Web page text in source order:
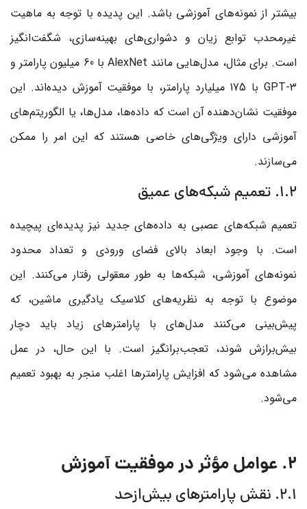
بیشتر از نمونه‌های آموزشی باشد. این پدیده با توجه به ماهیت
غیرمحدب توابع زیان و دشواری‌های بهینه‌سازی، شگفت‌انگیز
است. برای مثال، مدل‌هایی مانند AlexNet با 60 میلیون پارامتر و
GPT-3 با 175 میلیارد پارامتر، با موفقیت آموزش دیده‌اند. این
موفقیت نشان‌دهنده آن است که داده‌ها، مدل‌ها، یا الگوریتم‌های
آموزشی دارای ویژگی‌های خاصی هستند که این امر را ممکن
می‌سازند.
1.2. تعمیم شبکه‌های عمیق
تعمیم شبکه‌های عصبی به داده‌های جدید نیز پدیده‌ای پیچیده
است. با وجود ابعاد بالای فضای ورودی و تعداد محدود
نمونه‌های آموزشی، شبکه‌ها به طور معقولی رفتار می‌کنند. این
موضوع با توجه به نظریه‌های کلاسیک یادگیری ماشین، که
پیش‌بینی می‌کنند مدل‌های با پارامترهای زیاد باید دچار
بیش‌برازش شوند، تعجب‌برانگیز است. با این حال، در عمل
مشاهده می‌شود که افزایش پارامترها اغلب منجر به بهبود تعمیم
می‌شود.
2. عوامل مؤثر در موفقیت آموزش
2.1. نقش پارامترهای بیش‌ازحد